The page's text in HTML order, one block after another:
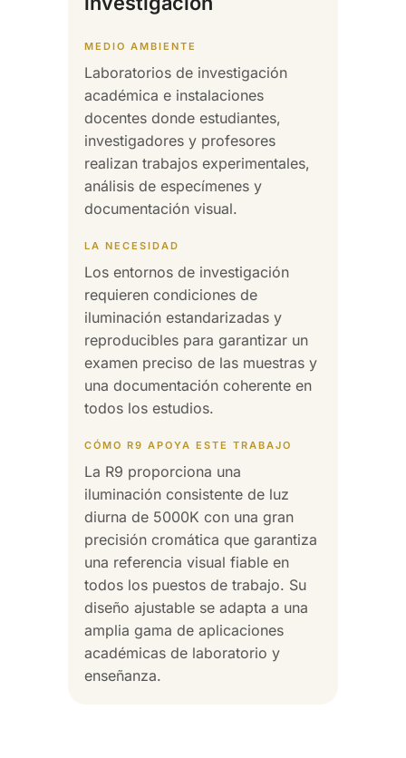
MEDIO AMBIENTE
Laboratorios de investigación
académica e instalaciones
docentes donde estudiantes,
investigadores y profesores
realizan trabajos experimentales,
análisis de especímenes y
documentación visual.
LA NECESIDAD
Los entornos de investigación
requieren condiciones de
iluminación estandarizadas y
reproducibles para garantizar un
examen preciso de las muestras y
una documentación coherente en
todos los estudios.
CÓMO R9 APOYA ESTE TRABAJO
La R9 proporciona una
iluminación consistente de luz
diurna de 5000K con una gran
precisión cromática que garantiza
una referencia visual fiable en
todos los puestos de trabajo. Su
diseño ajustable se adapta a una
amplia gama de aplicaciones
académicas de laboratorio y
enseñanza.